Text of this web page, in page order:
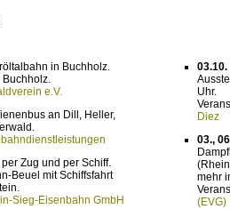
in Buchholz.
Buchholz.
e.V.
an Dill, Heller,
Zug und per Schiff.
Beuel mit Schiffsfahrt
Sieg-Eisenbahn GmbH
Uhr.
Diez
03.,
mehr
(EVG)